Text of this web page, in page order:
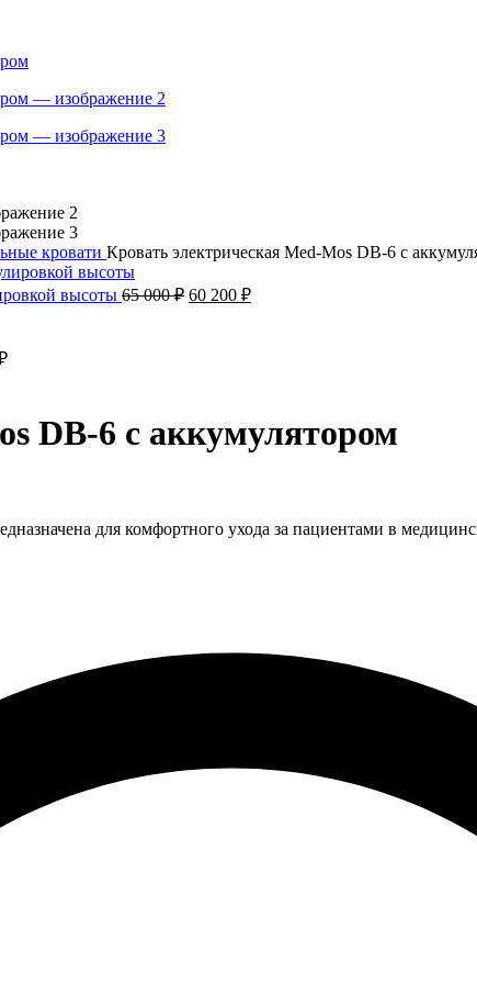
кровати Кровать электрическая Med-Mos DB-6 с
высоты 65 000₽ 60 200 ₽
DB-6 с аккумулятором
для комфортного ухода за пациентами в